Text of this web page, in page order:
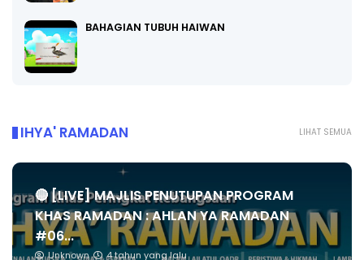
BAHAGIAN TUBUH HAIWAN
LIHAT SEMUA
IHYA' RAMADAN
🔴 [LIVE] MAJLIS PENUTUPAN PROGRAM
KHAS RAMADAN : AHLAN YA RAMADAN
#06...
Unknown 4 tahun yang lalu